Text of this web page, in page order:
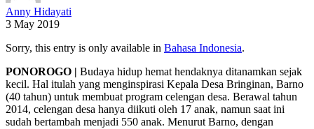
Anny Hidayati
3 May 2019
Sorry, this entry is only available in Bahasa Indonesia.
PONOROGO | Budaya hidup hemat hendaknya ditanamkan sejak
kecil. Hal itulah yang menginspirasi Kepala Desa Bringinan, Barno
(40 tahun) untuk membuat program celengan desa. Berawal tahun
2014, celengan desa hanya diikuti oleh 17 anak, namun saat ini
sudah bertambah menjadi 550 anak. Menurut Barno, dengan